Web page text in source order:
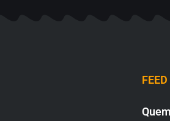
FEED